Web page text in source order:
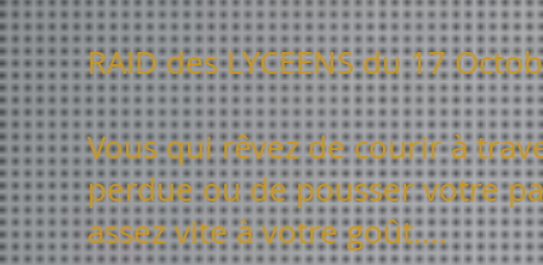
RAID des LYCEENS du 17
Vous qui rêvez de courir à
perdue ou de pousser votre
assez vite à votre goût....